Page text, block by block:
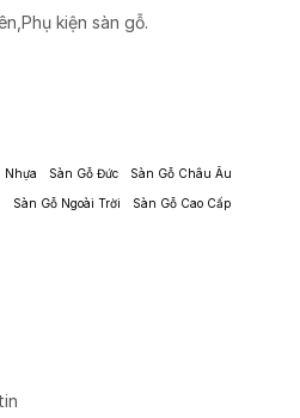
kiện sàn gỗ.
Nhựa Sàn Gỗ Đức Sàn Gỗ Châu Âu
Sàn Gỗ Ngoài Trời Sàn Gỗ Cao Cấp